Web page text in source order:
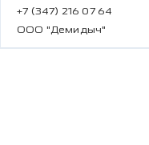
+7 (347) 216 07 64
ООО "Демидыч"